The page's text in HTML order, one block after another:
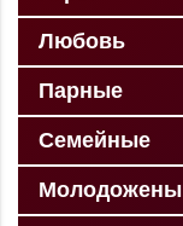
Любовь
Парные
Семейные
Молодожены